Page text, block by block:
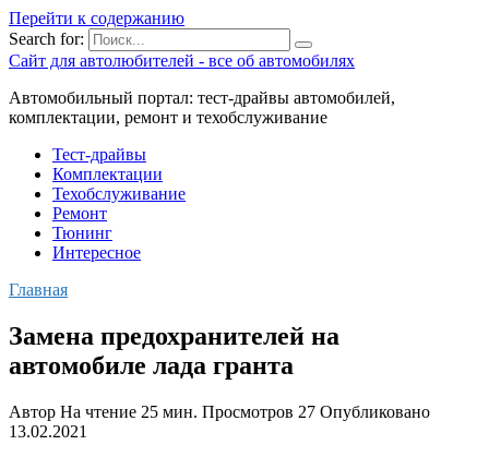
Перейти к содержанию
Search for:
Сайт для автолюбителей - все об автомобилях
Автомобильный портал: тест-драйвы автомобилей,
комплектации, ремонт и техобслуживание
Тест-драйвы
Комплектации
Техобслуживание
Ремонт
Тюнинг
Интересное
Главная
Замена предохранителей на
автомобиле лада гранта
Автор На чтение 25 мин. Просмотров 27 Опубликовано
13.02.2021